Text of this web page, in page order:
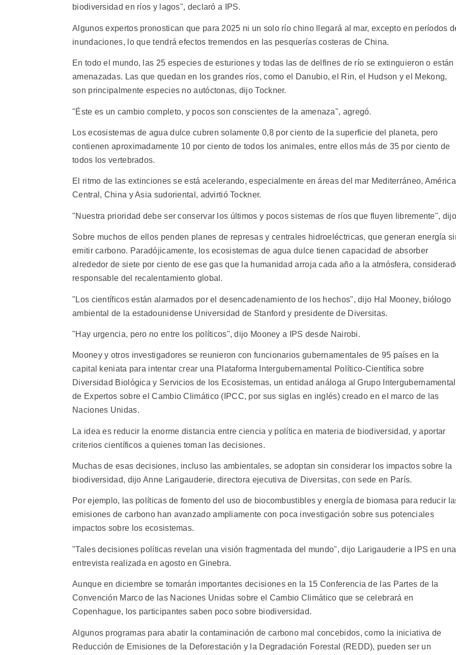
biodiversidad en ríos y lagos", declaró a IPS.
Algunos expertos pronostican que para 2025 ni un solo río chino llegará al mar, excepto en períodos
inundaciones, lo que tendrá efectos tremendos en las pesquerías costeras de China.
En todo el mundo, las 25 especies de esturiones y todas las de delfines de río se extinguieron o están
amenazadas. Las que quedan en los grandes ríos, como el Danubio, el Rin, el Hudson y el Mekong,
son principalmente especies no autóctonas, dijo Tockner.
"Éste es un cambio completo, y pocos son conscientes de la amenaza", agregó.
Los ecosistemas de agua dulce cubren solamente 0,8 por ciento de la superficie del planeta, pero
contienen aproximadamente 10 por ciento de todos los animales, entre ellos más de 35 por ciento de
todos los vertebrados.
El ritmo de las extinciones se está acelerando, especialmente en áreas del mar Mediterráneo, América
Central, China y Asia sudoriental, advirtió Tockner.
"Nuestra prioridad debe ser conservar los últimos y pocos sistemas de ríos que fluyen libremente",
Sobre muchos de ellos penden planes de represas y centrales hidroeléctricas, que generan energía
emitir carbono. Paradójicamente, los ecosistemas de agua dulce tienen capacidad de absorber
alrededor de siete por ciento de ese gas que la humanidad arroja cada año a la atmósfera,
responsable del recalentamiento global.
"Los científicos están alarmados por el desencadenamiento de los hechos", dijo Hal Mooney, biólogo
ambiental de la estadounidense Universidad de Stanford y presidente de Diversitas.
"Hay urgencia, pero no entre los políticos", dijo Mooney a IPS desde Nairobi.
Mooney y otros investigadores se reunieron con funcionarios gubernamentales de 95 países en la
capital keniata para intentar crear una Plataforma Intergubernamental Político-Científica sobre
Diversidad Biológica y Servicios de los Ecosistemas, un entidad análoga al Grupo Intergubernamental
de Expertos sobre el Cambio Climático (IPCC, por sus siglas en inglés) creado en el marco de las
Naciones Unidas.
La idea es reducir la enorme distancia entre ciencia y política en materia de biodiversidad, y aportar
criterios científicos a quienes toman las decisiones.
Muchas de esas decisiones, incluso las ambientales, se adoptan sin considerar los impactos sobre la
biodiversidad, dijo Anne Larigauderie, directora ejecutiva de Diversitas, con sede en París.
Por ejemplo, las políticas de fomento del uso de biocombustibles y energía de biomasa para reducir
emisiones de carbono han avanzado ampliamente con poca investigación sobre sus potenciales
impactos sobre los ecosistemas.
"Tales decisiones políticas revelan una visión fragmentada del mundo", dijo Larigauderie a IPS en una
entrevista realizada en agosto en Ginebra.
Aunque en diciembre se tomarán importantes decisiones en la 15 Conferencia de las Partes de la
Convención Marco de las Naciones Unidas sobre el Cambio Climático que se celebrará en
Copenhague, los participantes saben poco sobre biodiversidad.
Algunos programas para abatir la contaminación de carbono mal concebidos, como la iniciativa de
Reducción de Emisiones de la Deforestación y la Degradación Forestal (REDD), pueden ser un